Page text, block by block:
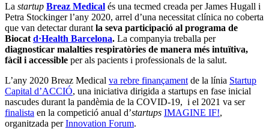
La startup Breaz Medical és una tecmed creada per James Hugall i
Petra Stockinger l’any 2020, arrel d’una necessitat clínica no coberta
que van detectar durant la seva participació al programa de
Biocat d·Health Barcelona. La companyia treballa per
diagnosticar malalties respiratòries de manera més intuïtiva,
fàcil i accessible per als pacients i professionals de la salut.
L’any 2020 Breaz Medical va rebre finançament de la línia Startup
Capital d’ACCIÓ, una iniciativa dirigida a startups en fase inicial
nascudes durant la pandèmia de la COVID-19, i el 2021 va ser
finalista en la competició anual d’startups IMAGINE IF!,
organitzada perInnovation Forum.